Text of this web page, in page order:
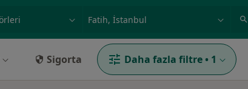
örnek: İstanbul
Sigorta Daha fazla filtre • 1